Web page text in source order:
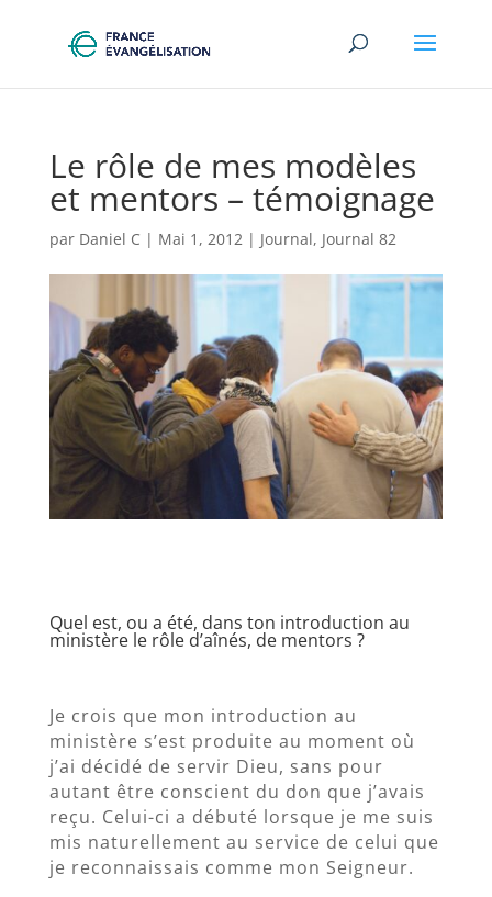
Le rôle de mes modèles
et mentors – témoignage
par Daniel C | Mai 1, 2012| Journal, Journal 82
Quel est, ou a été, dans ton introduction au
ministère le rôle d’aînés, de mentors ?
Je crois que mon introduction au
ministère s’est produite au moment où
j’ai décidé de servir Dieu, sans pour
autant être conscient du don que j’avais
reçu. Celui-ci a débuté lorsque je me suis
mis naturellement au service de celui que
je reconnaissais comme mon Seigneur.